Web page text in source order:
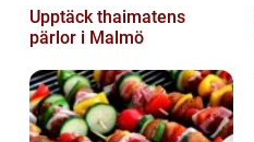
Upptäck thaimatens
pärlor i Malmö